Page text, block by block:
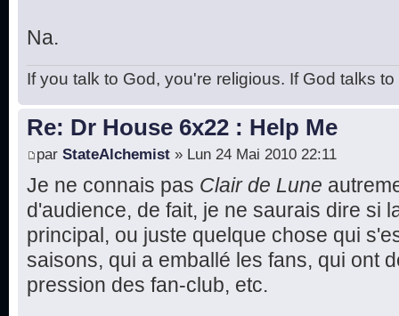
Na.
If you talk to God, you're religious. If God talks
Re: Dr House 6x22 : Help Me
par StateAlchemist » Lun 24 Mai 2010 22:11
Je ne connais pas Clair de Lune
d'audience, de fait, je ne saurais dire si
principal, ou juste quelque chose qui
saisons, qui a emballé les fans, qui ont
pression des fan-club, etc.